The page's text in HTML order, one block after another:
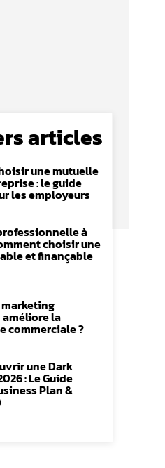
articles
une mutuelle
: le guide
les employeurs
à
choisir une
et finançable
la
commerciale ?
une Dark
: Le Guide
Plan &